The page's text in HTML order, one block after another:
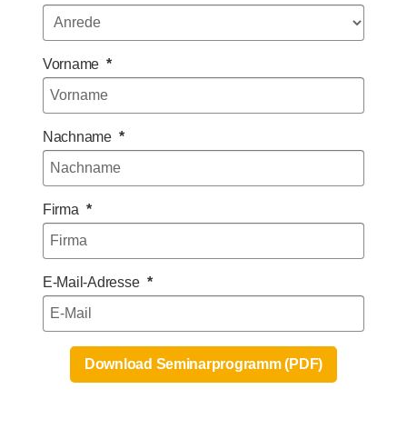
Vorname
Nachname
Firma
E-Mail-Adresse
Download Seminarprogramm (PDF)